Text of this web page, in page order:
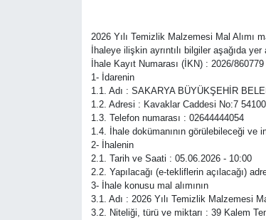
2026 Yılı Temizlik Malzemesi Mal Alımı
İhaleye ilişkin ayrıntılı bilgiler aşağıda yer
İhale Kayıt Numarası (İKN) : 2026/860779
1- İdarenin
1.1. Adı : SAKARYA BÜYÜKŞEHİR
1.2. Adresi : Kavaklar Caddesi No:7
1.3. Telefon numarası : 02644444054
1.4. İhale dokümanının görülebileceği
2- İhalenin
2.1. Tarih ve Saati : 05.06.2026 - 10:00
2.2. Yapılacağı (e-tekliflerin açılacağı)
3- İhale konusu mal alımının
3.1. Adı : 2026 Yılı Temizlik Malzemesi
3.2. Niteliği, türü ve miktarı : 39 Kalem